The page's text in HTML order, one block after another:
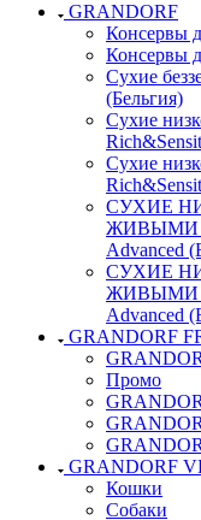
GRANDORF
Консервы
Консервы
Сухие
(Бельгия)
Сухие
Сухие
СУХИЕ
ЖИВЫМИ
Advanced
СУХИЕ
ЖИВЫМИ
Advanced
GRANDORF
Промо
GRANDORF
Кошки
Собаки